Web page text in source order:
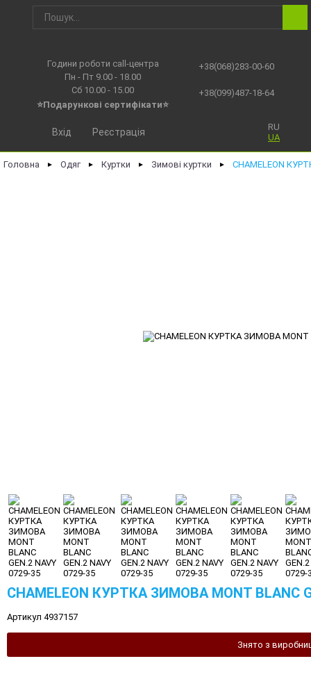
Години роботи call-центра
Пн - Пт 9.00 - 18.00
Сб 10.00 - 15.00
⭐Подарункові сертифікати⭐
+38(068)283-00-60
+38(099)487-18-64
RU
UA
Вхід Реєстрація
Головна ► Одяг ► Куртки ► Зимові куртки ► CHAMELEON
CHAMELEON КУРТКА ЗИМОВА MONT BLANC
Артикул 4937157
Знято з